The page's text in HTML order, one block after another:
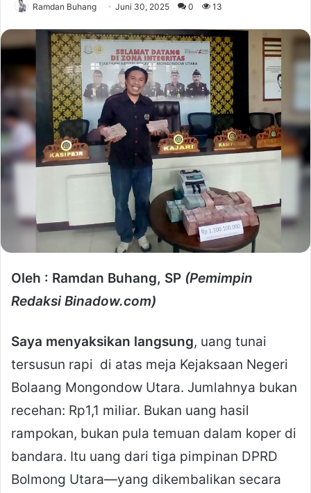
Ramdan Buhang Juni 30, 2025 0 13
Oleh : Ramdan Buhang, SP (Pemimpin
Redaksi Binadow.com)
Saya menyaksikan langsung, uang tunai
tersusun rapi di atas meja Kejaksaan Negeri
Bolaang Mongondow Utara. Jumlahnya bukan
recehan: Rp1,1 miliar. Bukan uang hasil
rampokan, bukan pula temuan dalam koper di
bandara. Itu uang dari tiga pimpinan DPRD
Bolmong Utara—yang dikembalikan secara